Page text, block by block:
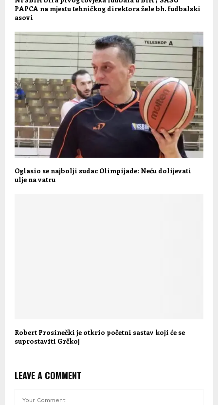
PAPCA na mjestu tehničkog direktora žele bh. fudbalski
asovi
Oglasio se najbolji sudac Olimpijade: Neću dolijevati
ulje na vatru
Robert Prosinečki je otkrio početni sastav koji će se
suprostaviti Grčkoj
LEAVE A COMMENT